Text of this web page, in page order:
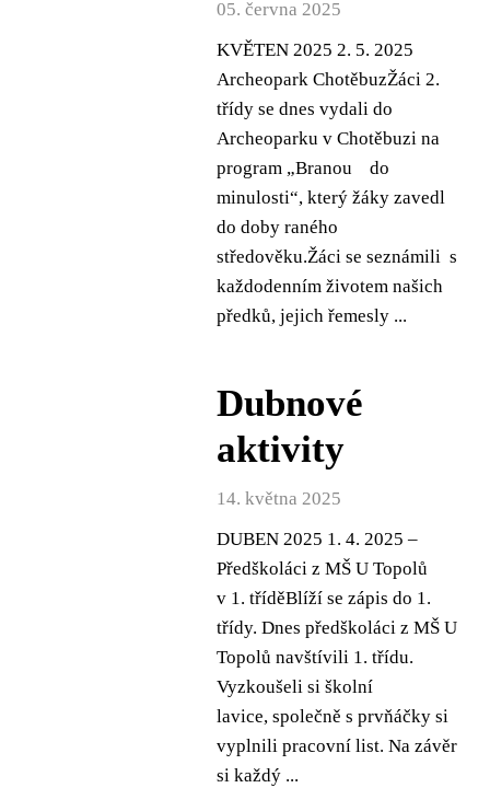
05. června 2025
KVĚTEN 2025 2. 5. 2025
Archeopark ChotěbuzŽáci 2.
třídy se dnes vydali do
Archeoparku v Chotěbuzi na
program „Branou do
minulosti“, který žáky zavedl
do doby raného
středověku.Žáci se seznámili s
každodenním životem našich
předků, jejich řemesly ...
Dubnové
aktivity
14. května 2025
DUBEN 2025 1. 4. 2025 –
Předškoláci z MŠ U Topolů
v 1. tříděBlíží se zápis do 1.
třídy. Dnes předškoláci z MŠ U
Topolů navštívili 1. třídu.
Vyzkoušeli si školní
lavice, společně s prvňáčky si
vyplnili pracovní list. Na závěr
si každý ...